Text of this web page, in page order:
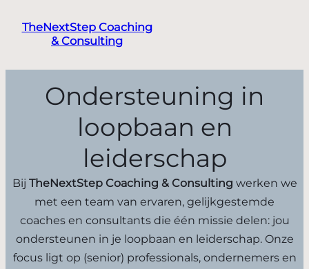
TheNextStep Coaching
& Consulting
Ondersteuning in
loopbaan en
leiderschap
Bij TheNextStep Coaching & Consulting werken we
met een team van ervaren, gelijkgestemde
coaches en consultants die één missie delen: jou
ondersteunen in je loopbaan en leiderschap. Onze
focus ligt op (senior) professionals, ondernemers en